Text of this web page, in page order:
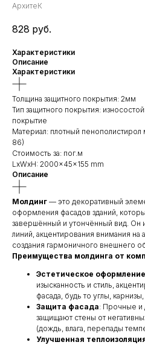
АрхитеК
828 руб.
Характеристики
Описание
Характеристики
Толщина защитного покрытия: 2мм
Тип защитного покрытия:
покрытие
Материал: плотный
86)
Стоимость за: пог.м
LxWxH: 2000x45x155 mm
Описание
Молдинг — это декоративный
оформления фасадов зданий,
завершённый и утончённый вид. Он
линий, акцентирования внимания на
создания гармоничного внешнего
Преимущества молдинга от
Эстетическое оформление
изысканность и стиль,
фасада, будь то углы,
Защита фасада: Прочные и
защищают стены от
(дождь, влага, перепады
Улучшенная